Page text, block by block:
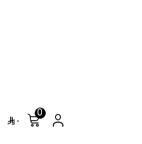
0
٠